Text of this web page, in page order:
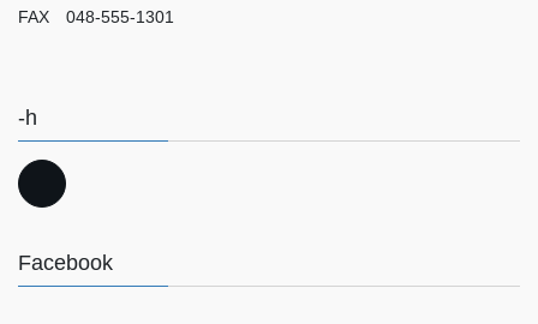
FAX 048-555-1301
-h
Facebook